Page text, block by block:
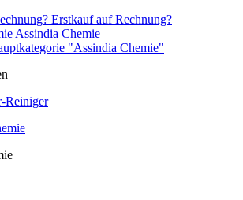
Erstkauf auf Rechnung?
Assindia Chemie
"Assindia Chemie"
Reiniger